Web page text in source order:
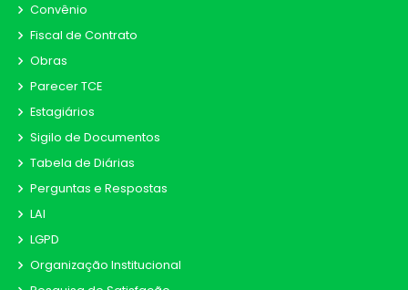
Convênio
Fiscal de Contrato
Obras
Parecer TCE
Estagiários
Sigilo de Documentos
Tabela de Diárias
Perguntas e Respostas
LAI
LGPD
Organização Institucional